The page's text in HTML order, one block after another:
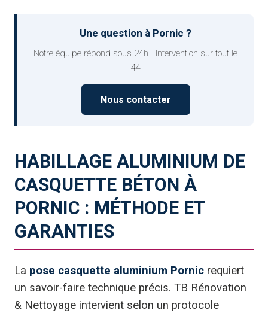
Une question à Pornic ?
Notre équipe répond sous 24h · Intervention sur tout le
44
Nous contacter
HABILLAGE ALUMINIUM DE
CASQUETTE BÉTON À
PORNIC : MÉTHODE ET
GARANTIES
La pose casquette aluminium Pornic requiert
un savoir-faire technique précis. TB Rénovation
& Nettoyage intervient selon un protocole